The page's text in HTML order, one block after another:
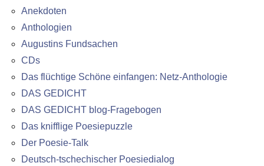
Anekdoten
Anthologien
Augustins Fundsachen
CDs
Das flüchtige Schöne einfangen: Netz-Anthologie
DAS GEDICHT
DAS GEDICHT blog-Fragebogen
Das knifflige Poesiepuzzle
Der Poesie-Talk
Deutsch-tschechischer Poesiedialog